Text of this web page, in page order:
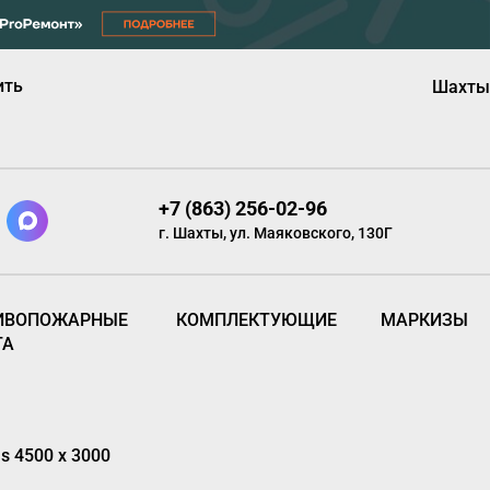
Шахты
+7 (863) 256-02-96
г. Шахты, ул. Маяковского, 130Г
КОМПЛЕКТУЮЩИЕ МАРКИЗЫ
4500 х 3000